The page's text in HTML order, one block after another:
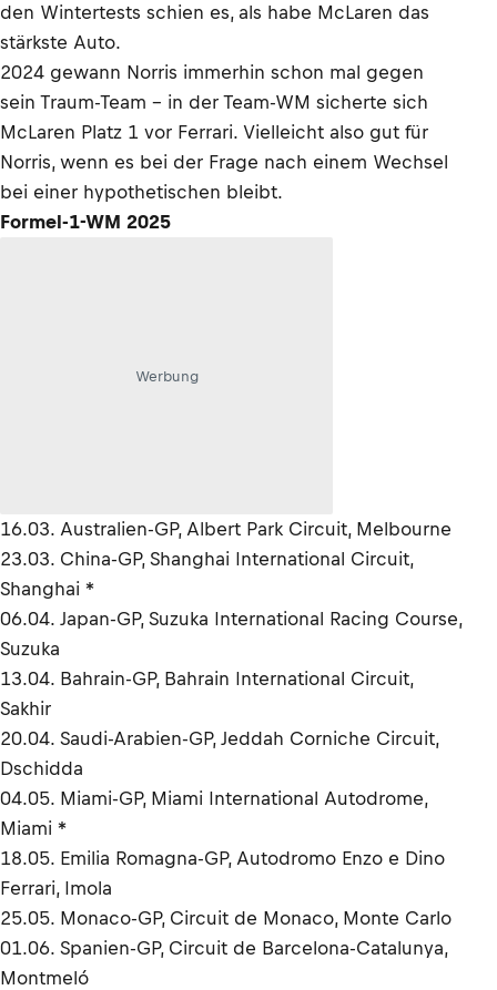
den Wintertests schien es, als habe McLaren das
stärkste Auto.
2024 gewann Norris immerhin schon mal gegen
sein Traum-Team – in der Team-WM sicherte sich
McLaren Platz 1 vor Ferrari. Vielleicht also gut für
Norris, wenn es bei der Frage nach einem Wechsel
bei einer hypothetischen bleibt.
Formel-1-WM 2025
Werbung
16.03. Australien-GP, Albert Park Circuit, Melbourne
23.03. China-GP, Shanghai International Circuit,
Shanghai *
06.04. Japan-GP, Suzuka International Racing Course,
Suzuka
13.04. Bahrain-GP, Bahrain International Circuit,
Sakhir
20.04. Saudi-Arabien-GP, Jeddah Corniche Circuit,
Dschidda
04.05. Miami-GP, Miami International Autodrome,
Miami *
18.05. Emilia Romagna-GP, Autodromo Enzo e Dino
Ferrari, Imola
25.05. Monaco-GP, Circuit de Monaco, Monte Carlo
01.06. Spanien-GP, Circuit de Barcelona-Catalunya,
Montmeló